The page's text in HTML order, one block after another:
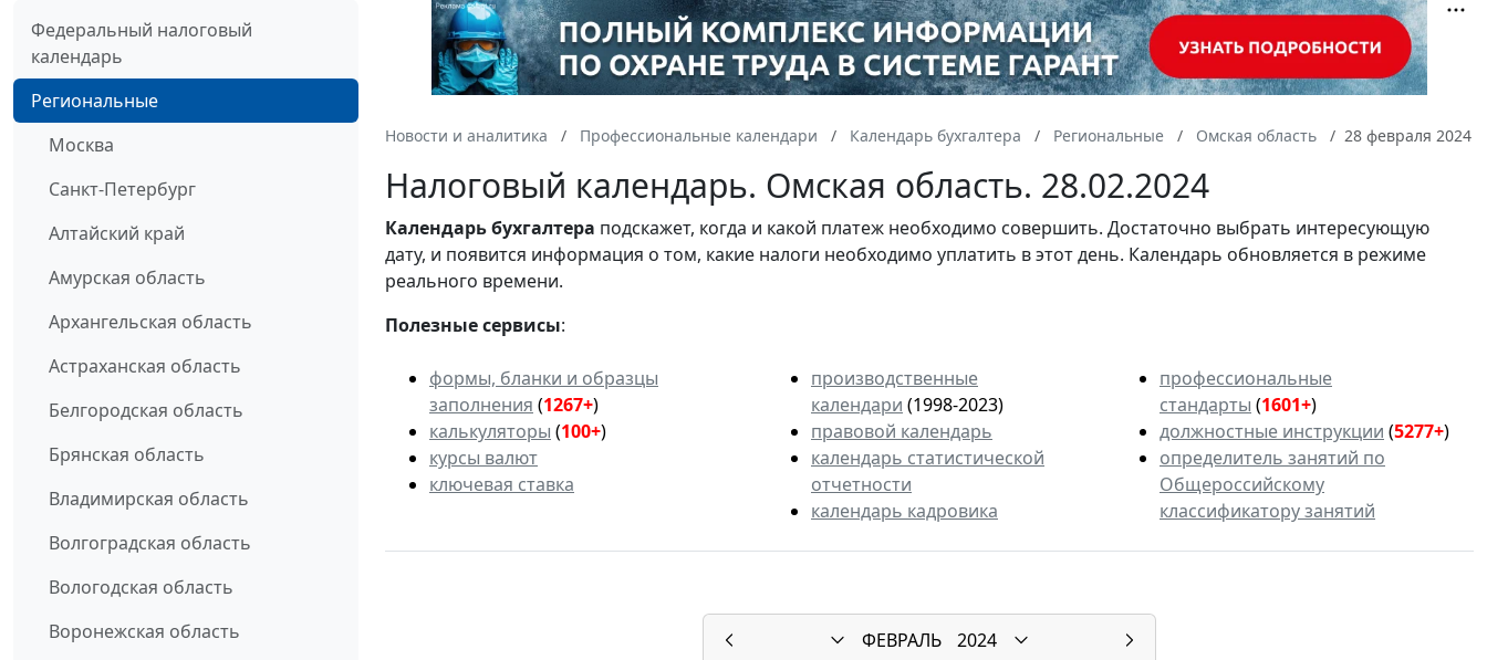
Федеральный налоговый
календарь
Региональные
Москва
Санкт-Петербург
Алтайский край
Амурская область
Архангельская область
Астраханская область
Белгородская область
Брянская область
Владимирская область
Волгоградская область
Вологодская область
Воронежская область
Новости и аналитика Профессиональные календари Календарь бухгалтера Региональные Омская область 28 февраля 2024
Налоговый календарь. Омская область. 28.02.2024
Календарьбухгалтера подскажет, когда и какой платеж необходимо совершить. Достаточно выбрать интересующую
дату, и появится информация о том, какие налоги необходимо уплатить в этот день. Календарь обновляется в режиме
реального времени.
Полезные сервисы:
формы, бланки и образцы
заполнения (1267+)
калькуляторы (100+)
курсы валют
ключевая ставка
производственные
календари (1998-2023)
правовой календарь
календарь статистической
отчетности
календарь кадровика
профессиональные
стандарты (1601+)
должностные инструкции (5277+)
определитель занятий по
Общероссийскому
классификатору занятий
ФЕВРАЛЬ
2024